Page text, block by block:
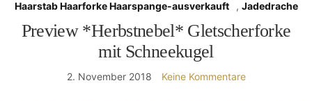
Haarstab Haarforke Haarspange-ausverkauft , Jadedrache
Preview *Herbstnebel* Gletscherforke
mit Schneekugel
2. November 2018 Keine Kommentare